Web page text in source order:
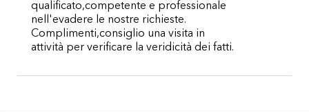
qualificato,competente e professionale
nell'evadere le nostre richieste.
Complimenti,consiglio una visita in
attività per verificare la veridicità dei fatti.